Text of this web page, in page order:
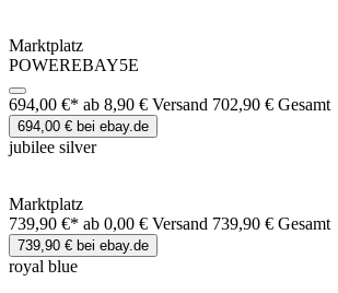
Marktplatz
POWEREBAY5E
694,00 €* ab 8,90 € Versand 702,90 € Gesamt
694,00 € bei ebay.de
jubilee silver
Marktplatz
739,90 €* ab 0,00 € Versand 739,90 € Gesamt
739,90 € bei ebay.de
royal blue